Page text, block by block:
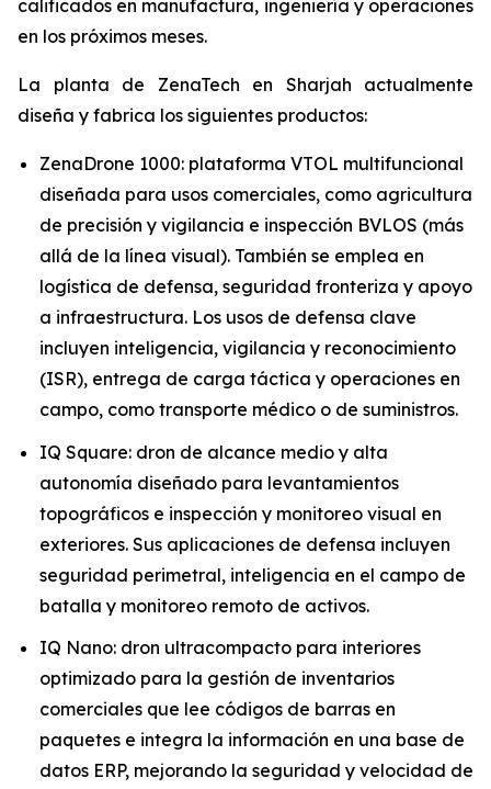
calificados en manufactura, ingeniería y operaciones
en los próximos meses.
La planta de ZenaTech en Sharjah actualmente
diseña y fabrica los siguientes productos:
ZenaDrone 1000: plataforma VTOL multifuncional
diseñada para usos comerciales, como agricultura
de precisión y vigilancia e inspección BVLOS (más
allá de la línea visual). También se emplea en
logística de defensa, seguridad fronteriza y apoyo
a infraestructura. Los usos de defensa clave
incluyen inteligencia, vigilancia y reconocimiento
(ISR), entrega de carga táctica y operaciones en
campo, como transporte médico o de suministros.
IQ Square: dron de alcance medio y alta
autonomía diseñado para levantamientos
topográficos e inspección y monitoreo visual en
exteriores. Sus aplicaciones de defensa incluyen
seguridad perimetral, inteligencia en el campo de
batalla y monitoreo remoto de activos.
IQ Nano: dron ultracompacto para interiores
optimizado para la gestión de inventarios
comerciales que lee códigos de barras en
paquetes e integra la información en una base de
datos ERP, mejorando la seguridad y velocidad de